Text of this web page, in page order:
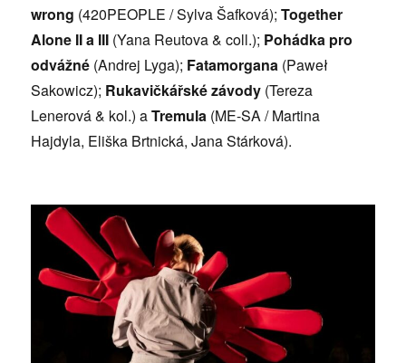
wrong (420PEOPLE / Sylva Šafková);Together
Alone II a III (Yana Reutova & coll.); Pohádka pro
odvážné (Andrej Lyga); Fatamorgana (Paweł
Sakowicz); Rukavičkářské závody (Tereza
Lenerová & kol.) aTremula (ME-SA / Martina
Hajdyla, Eliška Brtnická, Jana Stárková).